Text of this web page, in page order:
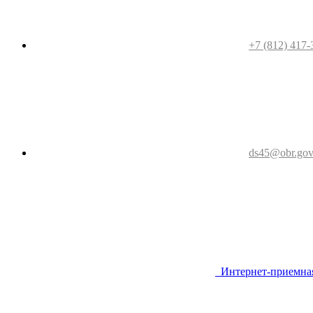
+7 (812) 417-
Интернет-